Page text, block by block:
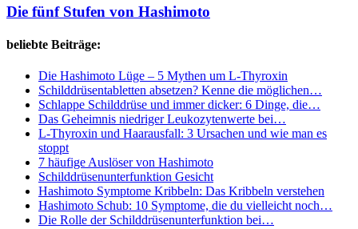
von
Hashimoto
Die fünf Stufen von Hashimoto
beliebte Beiträge:
Die Hashimoto Lüge – 5 Mythen um L-Thyroxin
Schilddrüsentabletten absetzen? Kenne die möglichen…
Schlappe Schilddrüse und immer dicker: 6 Dinge, die…
Das Geheimnis niedriger Leukozytenwerte bei…
L-Thyroxin und Haarausfall: 3 Ursachen und wie man es
stoppt
7 häufige Auslöser von Hashimoto
Schilddrüsenunterfunktion Gesicht
Hashimoto Symptome Kribbeln: Das Kribbeln verstehen
Hashimoto Schub: 10 Symptome, die du vielleicht noch…
Die Rolle der Schilddrüsenunterfunktion bei…